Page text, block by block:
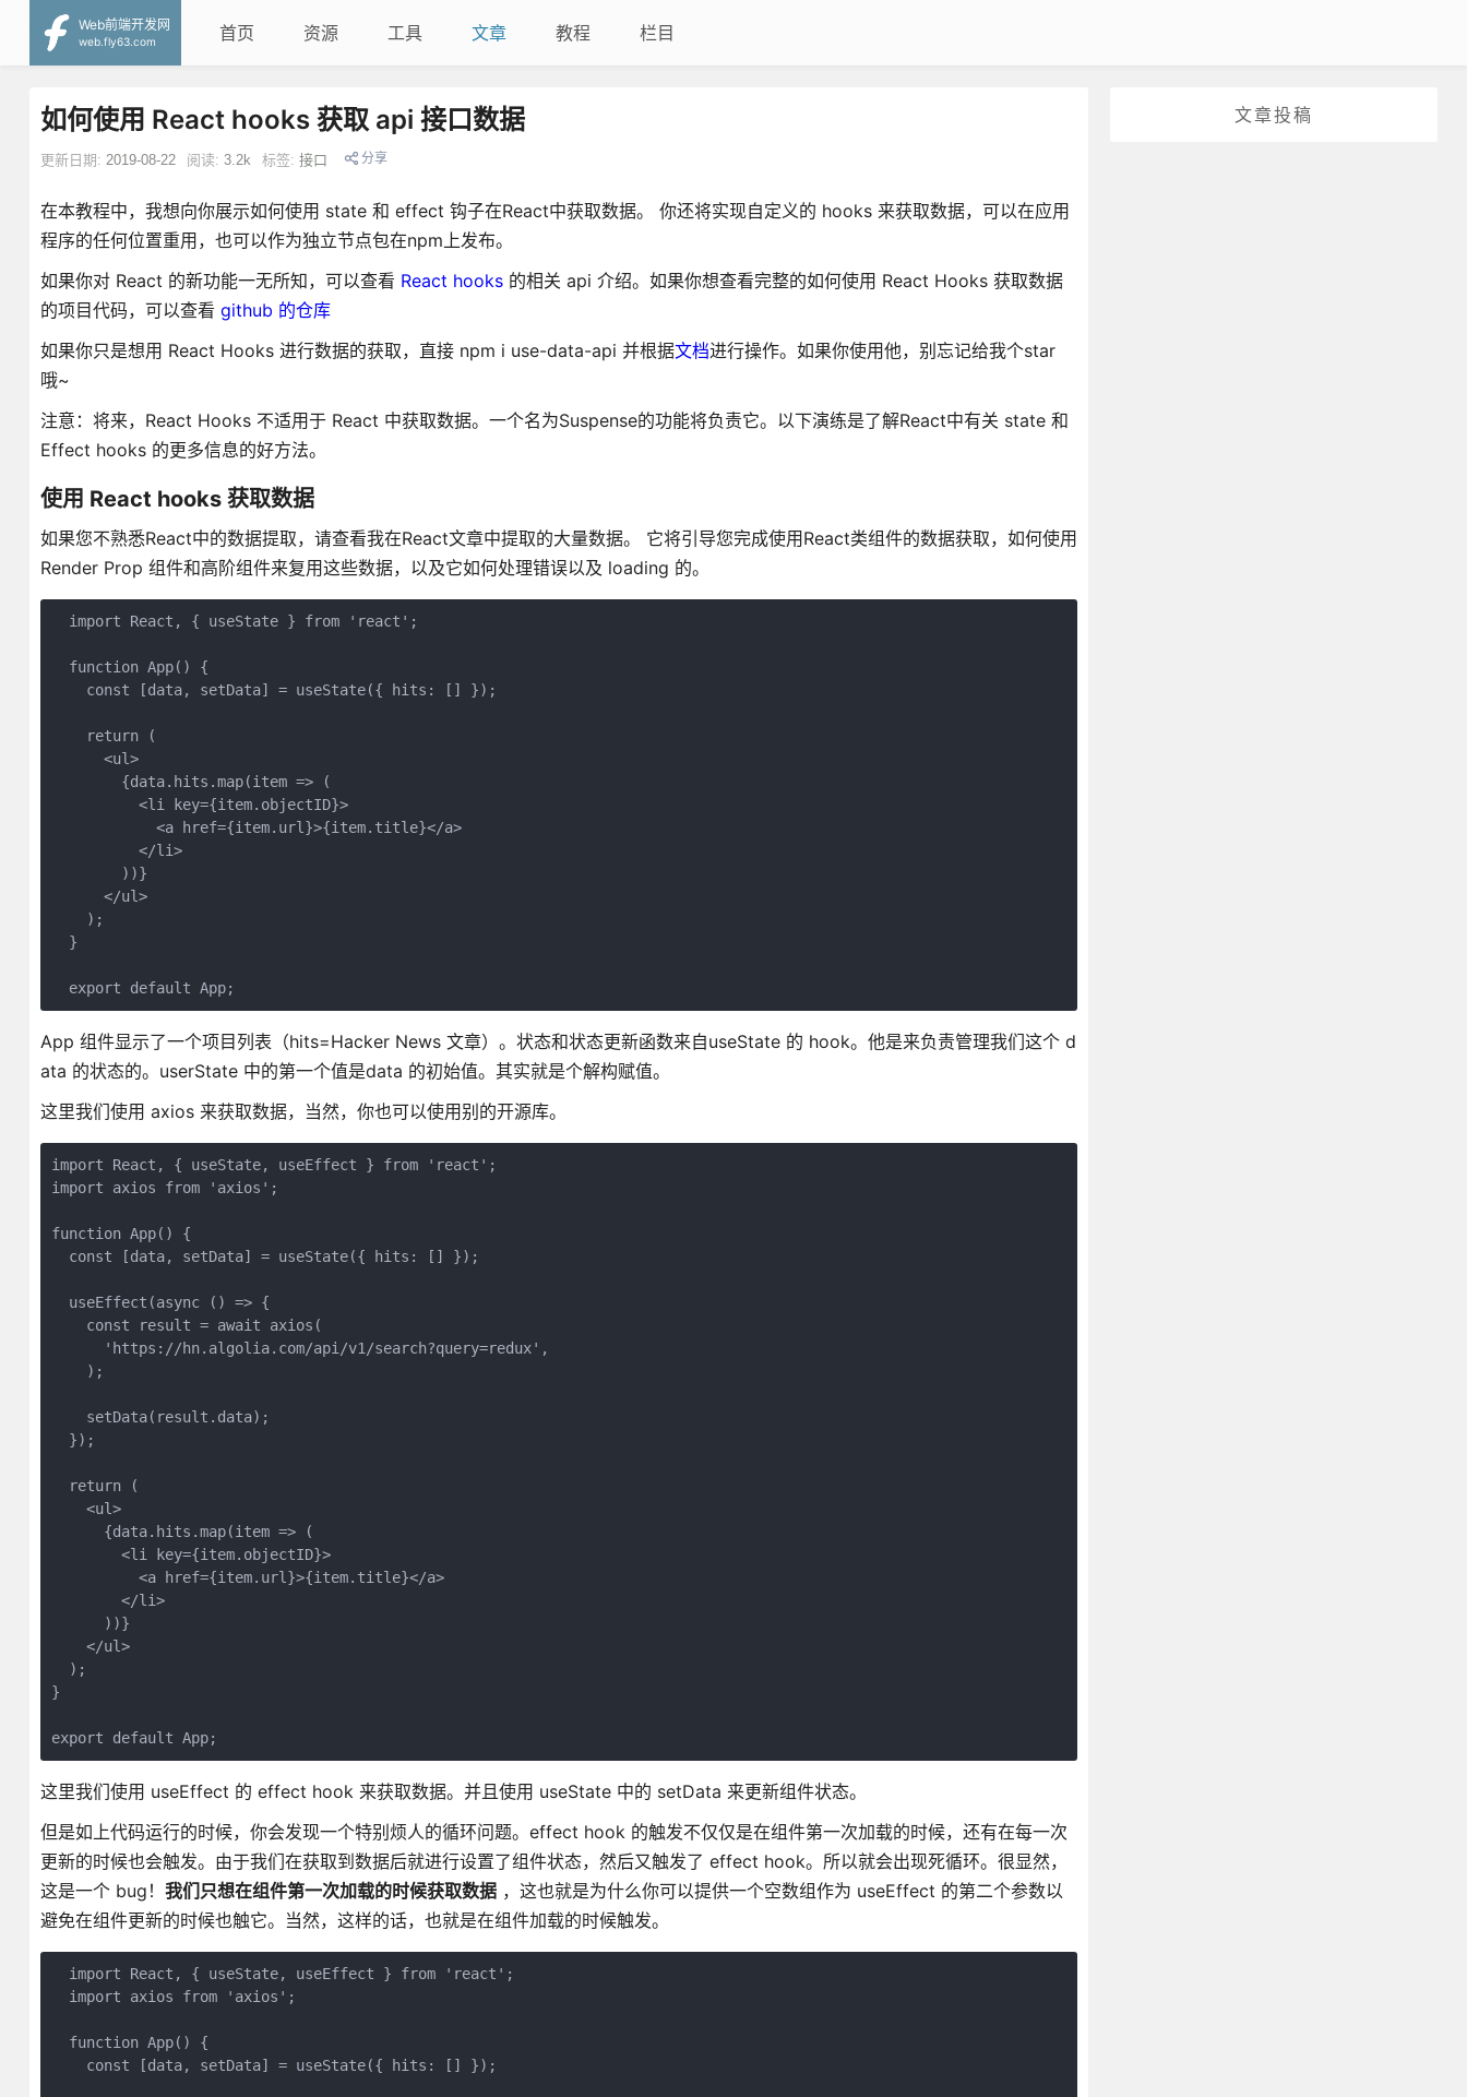
Web前端开发网
web.fly63.com
首页 资源 工具 文章 教程 栏目
文章投稿
如何使用 React hooks 获取 api 接口数据
更新日期: 2019-08-22 阅读: 3.2k 标签: 接口 分享
在本教程中，我想向你展示如何使用 state 和 effect 钩子在React中获取数据。 你还将实现自定义的 hooks 来获取数据，可以在应用
程序的任何位置重用，也可以作为独立节点包在npm上发布。
如果你对 React 的新功能一无所知，可以查看 React hooks的相关 api 介绍。如果你想查看完整的如何使用 React Hooks 获取数据
的项目代码，可以查看 github 的仓库
如果你只是想用 React Hooks 进行数据的获取，直接 npm i use-data-api 并根据文档进行操作。如果你使用他，别忘记给我个star
哦~
注意：将来，React Hooks 不适用于 React 中获取数据。一个名为Suspense的功能将负责它。以下演练是了解React中有关 state 和
Effect hooks 的更多信息的好方法。
使用 React hooks 获取数据
如果您不熟悉React中的数据提取，请查看我在React文章中提取的大量数据。 它将引导您完成使用React类组件的数据获取，如何使用
Render Prop 组件和高阶组件来复用这些数据，以及它如何处理错误以及 loading 的。
  import React, { useState } from 'react';
  function App() {
    const [data, setData] = useState({ hits: [] });
    return (
      <ul>
        {data.hits.map(item => (
          <li key={item.objectID}>
            <a href={item.url}>{item.title}</a>
          </li>
        ))}
      </ul>
    );
  }
  export default App;
App 组件显示了一个项目列表（hits=Hacker News 文章）。状态和状态更新函数来自useState 的 hook。他是来负责管理我们这个 d
ata 的状态的。userState 中的第一个值是data 的初始值。其实就是个解构赋值。
这里我们使用 axios 来获取数据，当然，你也可以使用别的开源库。
import React, { useState, useEffect } from 'react';
import axios from 'axios';
function App() {
  const [data, setData] = useState({ hits: [] });
  useEffect(async () => {
    const result = await axios(
      'https://hn.algolia.com/api/v1/search?query=redux',
    );
    setData(result.data);
  });
  return (
    <ul>
      {data.hits.map(item => (
        <li key={item.objectID}>
          <a href={item.url}>{item.title}</a>
        </li>
      ))}
    </ul>
  );
}
export default App;
这里我们使用 useEffect 的 effect hook 来获取数据。并且使用 useState 中的 setData 来更新组件状态。
但是如上代码运行的时候，你会发现一个特别烦人的循环问题。effect hook 的触发不仅仅是在组件第一次加载的时候，还有在每一次
更新的时候也会触发。由于我们在获取到数据后就进行设置了组件状态，然后又触发了 effect hook。所以就会出现死循环。很显然，
这是一个 bug！ 我们只想在组件第一次加载的时候获取数据，这也就是为什么你可以提供一个空数组作为 useEffect 的第二个参数以
避免在组件更新的时候也触它。当然，这样的话，也就是在组件加载的时候触发。
  import React, { useState, useEffect } from 'react';
  import axios from 'axios';
  function App() {
    const [data, setData] = useState({ hits: [] });